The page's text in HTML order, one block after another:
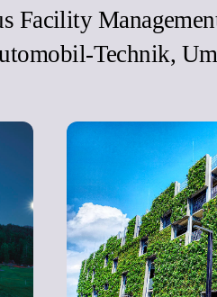
Facility
Technik,